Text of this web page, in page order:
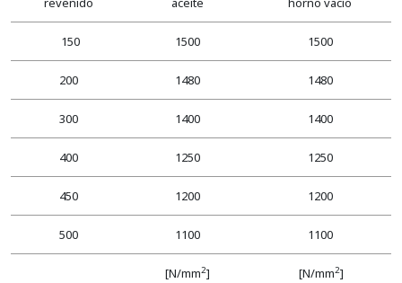
150 1500 1500
200 1480 1480
300 1400 1400
400 1250 1250
450 1200 1200
500 1100 1100
[N/mm2] [N/mm2]